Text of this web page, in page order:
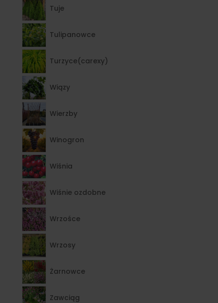
Tuje
Tulipanowce
Turzyce(carexy)
Wiązy
Wierzby
Winogron
Wiśnia
Wiśnie ozdobne
Wrzośce
Wrzosy
Żarnowce
Zawciąg